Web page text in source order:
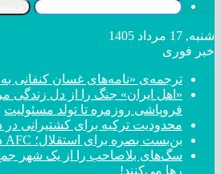
شنبه, 17 مرداد 1405
خبر فوری
ترجمه‌ی «نامه‌های غسان کنفانی
«اهل ایران» جنگ را از دل زندگی
فروپاشی روزمره تا تولد مسئولیت
محدودیت ترکیه برای کشتیرانی در
بن‌بست بصره برای استقلال؛ AFC دست رد به سینه آبی‌ها زد
سگ‌های بلاصاحب را از یک شهر
رها می‌کنند!